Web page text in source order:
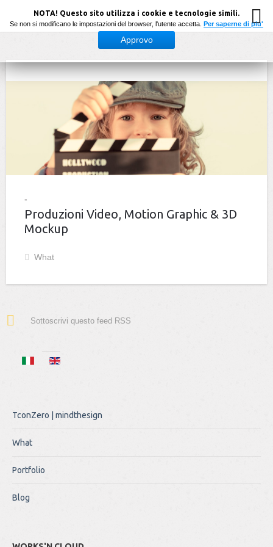
Produzioni Video, Motion Graphic & 3D
Mockup
What
Sottoscrivi questo feed RSS
TconZero | mindthesign
What
Portfolio
Blog
NOTA! Questo sito utilizza i cookie e tecnologie simili.
Se non si modificano le impostazioni del browser, l'utente accetta. Per saperne di piu'
Approvo